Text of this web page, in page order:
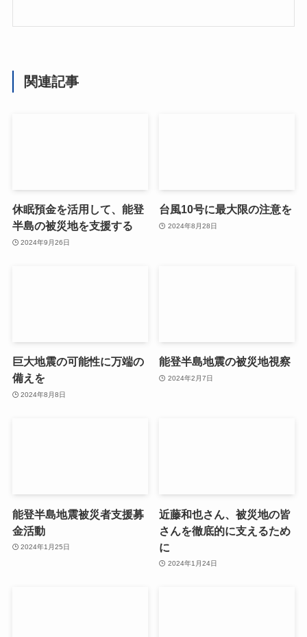
関連記事
休眠預金を活用して、能登
半島の被災地を支援する
2024年9月26日
台風10号に最大限の注意を
2024年8月28日
巨大地震の可能性に万端の
備えを
2024年8月8日
能登半島地震の被災地視察
2024年2月7日
能登半島地震被災者支援募
金活動
2024年1月25日
近藤和也さん、被災地の皆
さんを徹底的に支えるため
に
2024年1月24日